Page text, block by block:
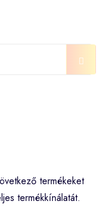
termékeket
termékkínálatát.